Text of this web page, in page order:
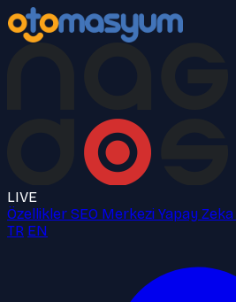
LIVE
Özellikler SEO Merkezi Yapay Zeka
TR EN